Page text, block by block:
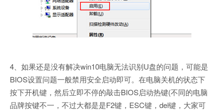
4、如果还是没有解决win10电脑无法识别U盘的问题，可能是
BIOS设置问题一般禁用安全启动即可。在电脑关机的状态下
按下开机键，然后立即不停的敲击BIOS启动热键(不同的电脑
品牌按键不一，不过大都是是F2键，ESC键，del键，大家可